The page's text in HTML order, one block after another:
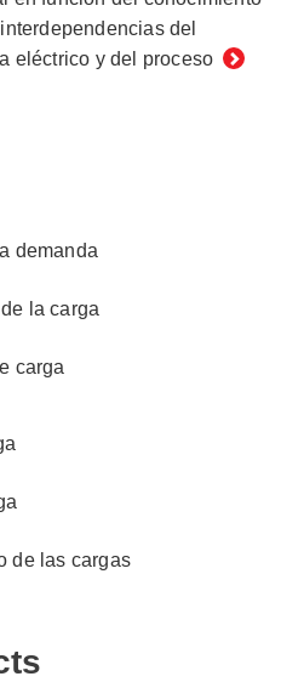
del
eléctrico y del proceso
demanda
la carga
carga
de las cargas